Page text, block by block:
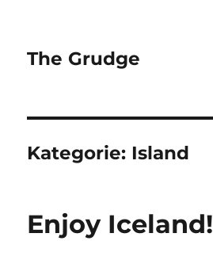
The Grudge
Kategorie: Island
Enjoy Iceland!